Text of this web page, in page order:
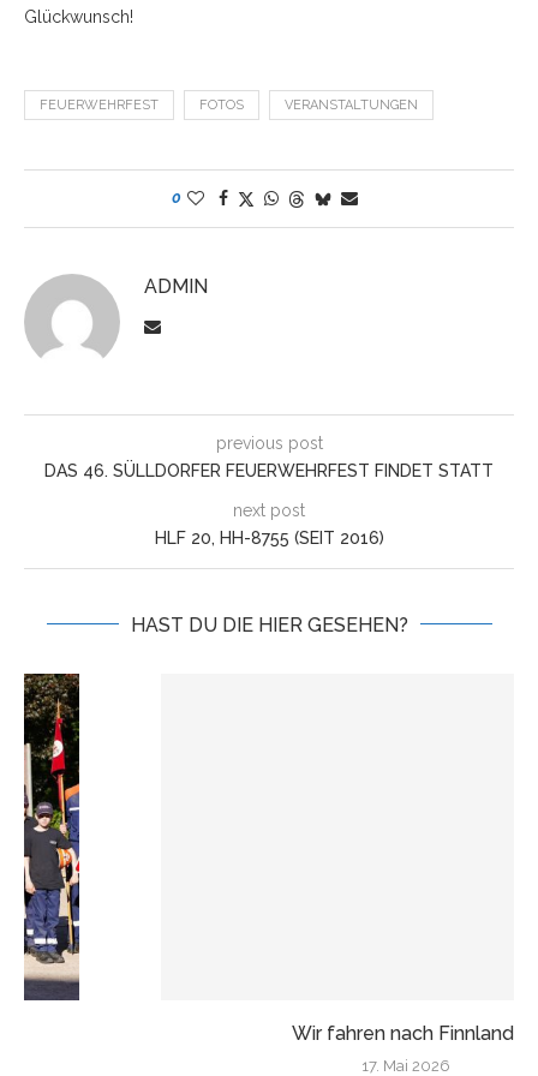
Glückwunsch!
FEUERWEHRFEST FOTOS VERANSTALTUNGEN
0
ADMIN
previous post
DAS 46. SÜLLDORFER FEUERWEHRFEST FINDET STATT
next post
HLF 20, HH-8755 (SEIT 2016)
HAST DU DIE HIER GESEHEN?
Wir fahren nach Finnland!